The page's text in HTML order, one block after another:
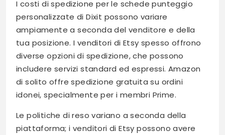
I costi di spedizione per le schede punteggio
personalizzate di Dixit possono variare
ampiamente a seconda del venditore e della
tua posizione. I venditori di Etsy spesso offrono
diverse opzioni di spedizione, che possono
includere servizi standard ed espressi. Amazon
di solito offre spedizione gratuita su ordini
idonei, specialmente per i membri Prime.
Le politiche di reso variano a seconda della
piattaforma; i venditori di Etsy possono avere